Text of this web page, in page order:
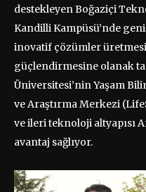
destekleyen Boğaziçi
Kandilli Kampüsü’nde
inovatif çözümler
güçlendirmesine olanak
Üniversitesi’nin Yaşam
ve Araştırma Merkezi
ve ileri teknoloji altyapısı
avantaj sağlıyor.